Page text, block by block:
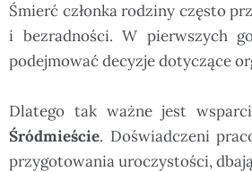
Śmierć członka rodziny często
i bezradności. W pierwszych
podejmować decyzje dotyczące
Dlatego tak ważne jest
Śródmieście. Doświadczeni
przygotowania uroczystości,